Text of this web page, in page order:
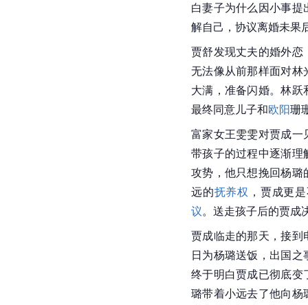
白妻子为什么因小事
解自己，协议离婚未果
贾舒发现丈夫的婚外恋
无法像从前那样面对林
大满，准备闪婚。林跃
最终同意儿子和欧阳珊
富家女王雯雯对贾成一
带孩子的过程中逐渐理
攻势，他只想挽回杨璐
远的抚养权 ，贾成更
议。送走孩子后的贾成
贾成临走的那天，接到
日为杨璐送饭，出国
终于明白贾成已彻底
璐带着小远去了他向杨